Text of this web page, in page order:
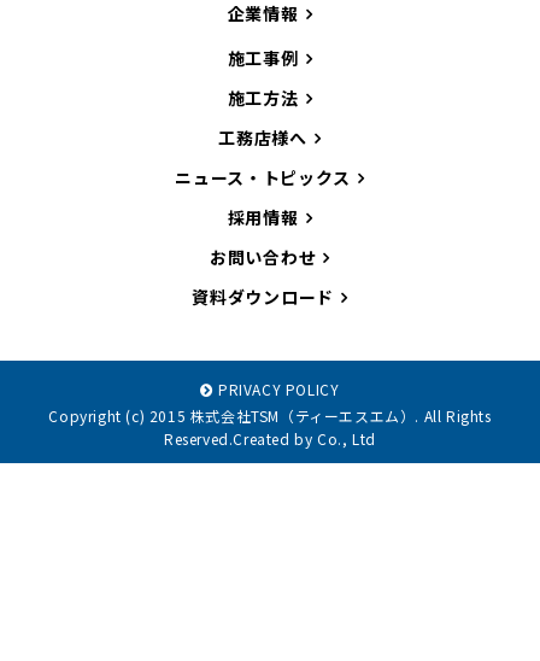
企業情報
施工事例
施工方法
工務店様へ
ニュース・トピックス
採用情報
お問い合わせ
資料ダウンロード
PRIVACY POLICY
Copyright (c) 2015 株式会社TSM（ティーエスエム）. All Rights
Reserved.Created by Co., Ltd